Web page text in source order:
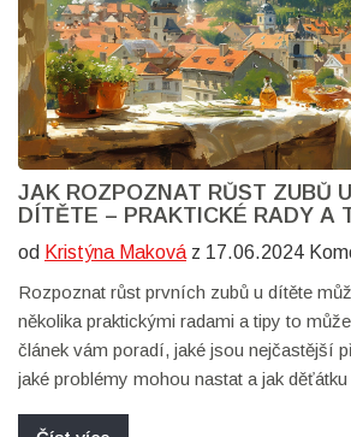
JAK ROZPOZNAT RŮST ZUBŮ
DÍTĚTE – PRAKTICKÉ RADY A
od Kristýna Maková z 17.06.2024
Rozpoznat růst prvních zubů u dítěte
několika praktickými radami a tipy to
článek vám poradí, jaké jsou nejčastější
jaké problémy mohou nastat a jak